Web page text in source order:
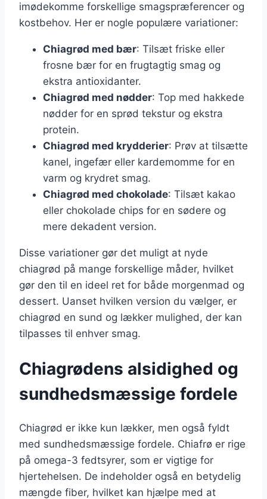
imødekomme forskellige smagspræferencer og
kostbehov. Her er nogle populære variationer:
Chiagrød med bær: Tilsæt friske eller
frosne bær for en frugtagtig smag og
ekstra antioxidanter.
Chiagrød med nødder: Top med hakkede
nødder for en sprød tekstur og ekstra
protein.
Chiagrød med krydderier: Prøv at tilsætte
kanel, ingefær eller kardemomme for en
varm og krydret smag.
Chiagrød med chokolade: Tilsæt kakao
eller chokolade chips for en sødere og
mere dekadent version.
Disse variationer gør det muligt at nyde
chiagrød på mange forskellige måder, hvilket
gør den til en ideel ret for både morgenmad og
dessert. Uanset hvilken version du vælger, er
chiagrød en sund og lækker mulighed, der kan
tilpasses til enhver smag.
Chiagrødens alsidighed og
sundhedsmæssige fordele
Chiagrød er ikke kun lækker, men også fyldt
med sundhedsmæssige fordele. Chiafrø er rige
på omega-3 fedtsyrer, som er vigtige for
hjertehelsen. De indeholder også en betydelig
mængde fiber, hvilket kan hjælpe med at